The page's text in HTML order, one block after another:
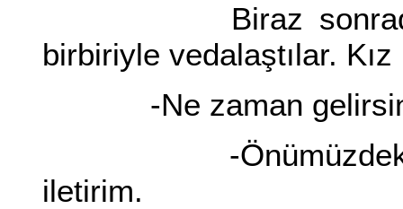
Biraz sonrada
birbiriyle vedalaştılar. Kız
-Ne zaman
-Önümüzdeki
iletirim.